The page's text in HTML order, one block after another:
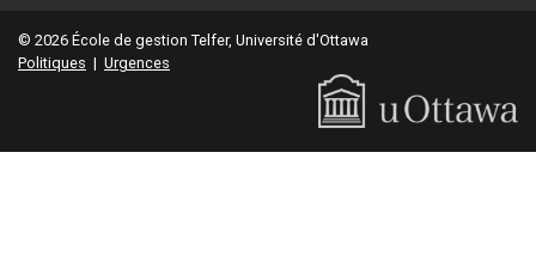
© 2026 École de gestion Telfer, Université d'Ottawa
Politiques | Urgences